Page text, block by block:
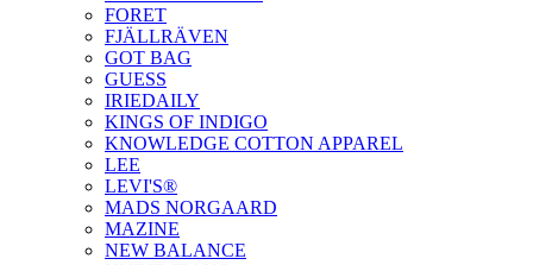
FORET
FJÄLLRÄVEN
GOT BAG
GUESS
IRIEDAILY
KINGS OF INDIGO
KNOWLEDGE COTTON APPAREL
LEE
LEVI'S®
MADS NORGAARD
MAZINE
NEW BALANCE